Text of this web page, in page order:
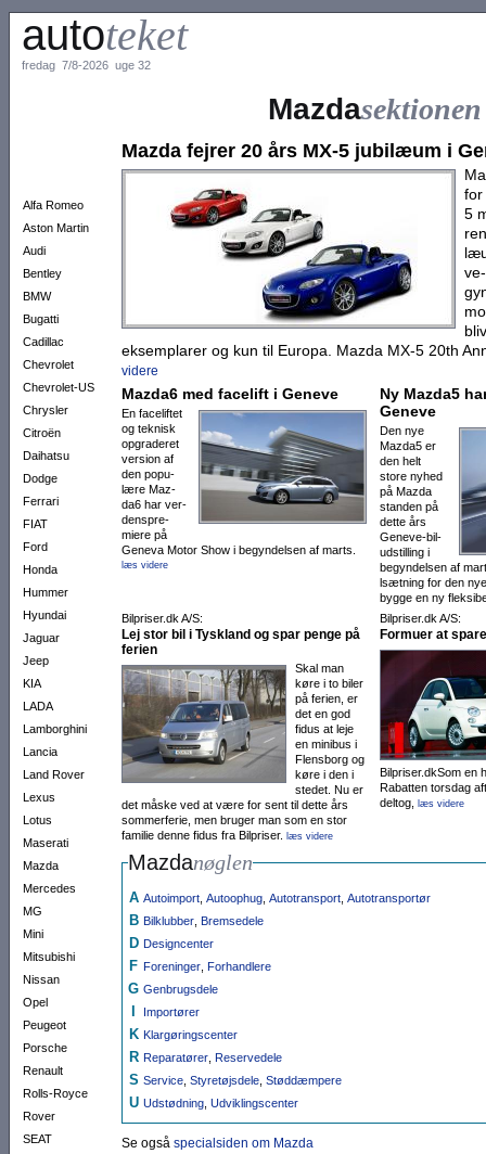
autoteket
fredag 7/8-2026 uge 32
Alfa Romeo
Aston Martin
Audi
Bentley
BMW
Bugatti
Cadillac
Chevrolet
Chevrolet-US
Chrysler
Citroën
Daihatsu
Dodge
Ferrari
FIAT
Ford
Honda
Hummer
Hyundai
Jaguar
Jeep
KIA
LADA
Lamborghini
Lancia
Land Rover
Lexus
Lotus
Maserati
Mazda
Mercedes
MG
Mini
Mitsubishi
Nissan
Opel
Peugeot
Porsche
Renault
Rolls-Royce
Rover
SEAT
Mazdasektionen
Mazda fejrer 20 års MX-5 jubilæ­um i
for
5
ek­sem­pla­rer og kun til Euro­pa. Mazda MX-5 20th
videre
Mazda6 med facelift i Geneve
En face­lif­tet
og tek­nisk
op­gra­deret
ver­sion af
den popu­
lære Maz­
da6 har ver­
dens­pre­
miere på
Geneva Motor Show i be­gyn­delsen af marts.
læs videre
Ny Mazda5
Geneve
Den nye
Mazda5 er
den helt
store ny­hed
på Mazda
standen på
dette års
Geneve-bil­
ud­stil­ling i
begyn­­del­sen af
lsætning for den
bygge en ny
Bilpriser.dk A/S:
Lej stor bil i Tyskland og spar penge på
ferien
Skal man
køre i to biler
på ferien, er
det en god
fidus at leje
en mini­bus i
Flens­borg og
køre i den i
stedet. Nu er
det måske ved at være for sent til dette års
sommerferie, men bruger man som en stor
familie denne fidus fra Bilpriser.
læs videre
Bilpriser.dk A/S:
Formuer at
Bilpriser.dkSom en
Rabatten torsdag
deltog,
læs videre
Mazdanøglen
A Autoimport Autoophug Autotransport Autotransportør
B Bilklubber Bremsedele
D Designcenter
F Foreninger Forhandlere
G Genbrugsdele
Importører
K Klargørings­center
R Reparatører Reservedele
S Service Styretøjsdele Støddæmpere
U Udstødning Udviklingscenter
Se også specialsiden om Mazda